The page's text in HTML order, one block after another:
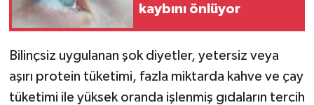
kaybını önlüyor
Bilinçsiz uygulanan şok diyetler, yetersiz veya
aşırı protein tüketimi, fazla miktarda kahve ve çay
tüketimi ile yüksek oranda işlenmiş gıdaların tercih